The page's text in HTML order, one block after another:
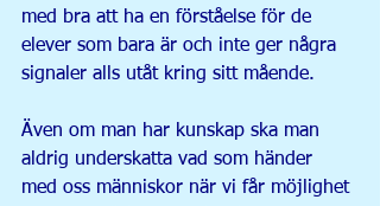
med bra att ha en förståelse för de
elever som bara är och inte ger några
signaler alls utåt kring sitt mående.
Även om man har kunskap ska man
aldrig underskatta vad som händer
med oss människor när vi får möjlighet